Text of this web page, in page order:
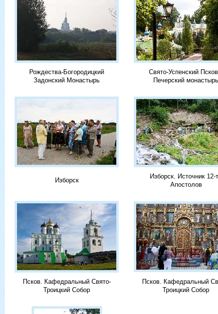
Рождества-Богородицкий
Задонский Монастырь
Свято-Успенский
Печерский монастырь
Изборск
Изборск. Источник 12-
Апостолов
Псков. Кафедральный Свято-
Троицкий Собор
Псков. Кафедральный
Троицкий Собор